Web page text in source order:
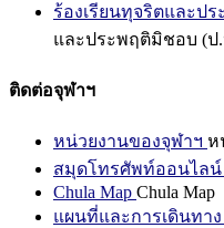
ร้องเรียนทุจริตและป
และประพฤติมิชอบ (ป
ติดต่อจุฬาฯ
หน่วยงานของจุฬาฯ ห
สมุดโทรศัพท์ออนไลน์
Chula Map Chula Map
แผนที่และการเดินทาง